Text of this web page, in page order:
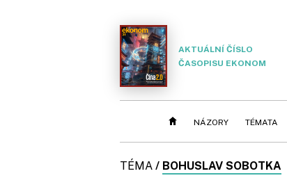
AKTUÁLNÍ ČÍSLO
ČASOPISU EKONOM
NÁZORY TÉMATA
TÉMA / BOHUSLAV SOBOTKA